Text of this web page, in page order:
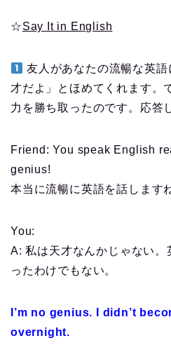
☆Say It in English
友人があなたの流暢な英
才だよ」とほめてくれます。
力を勝ち取ったのです。応答
Friend: You speak English
genius!
本当に流暢に英語を話します
You:
A: 私は天才なんかじゃない。
ったわけでもない。
I’m no genius. I didn’t
overnight.